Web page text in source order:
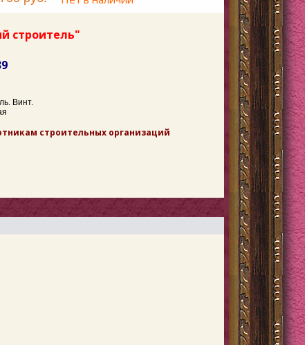
строитель"
Винт.
строительных организаций